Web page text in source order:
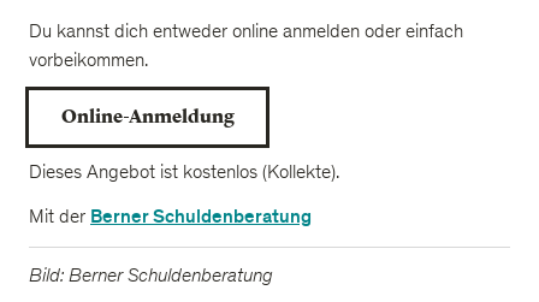
Du kannst dich entweder online anmelden oder einfach
vorbeikommen.
Online-Anmeldung
Dieses Angebot ist kostenlos (Kollekte).
Mit der Berner Schuldenberatung
Bild: Berner Schuldenberatung